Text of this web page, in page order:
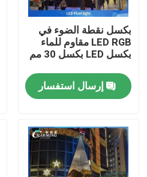
عرض الواقع الافتراضي
بكسل نقطة الضوء في
LED RGB مقاوم للماء
بكسل LED بكسل 30 مم
إرسال استفسار